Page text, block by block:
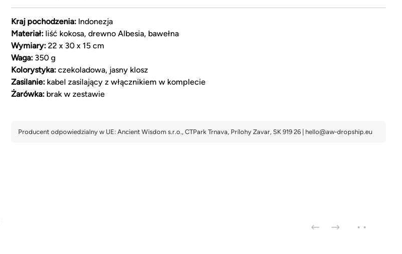
Kraj pochodzenia: Indonezja
Materiał: liść kokosa, drewno Albesia, bawełna
Wymiary: 22 x 30 x 15 cm
Waga: 350 g
Kolorystyka: czekoladowa, jasny klosz
Zasilanie: kabel zasilający z włącznikiem w komplecie
Żarówka: brak w zestawie